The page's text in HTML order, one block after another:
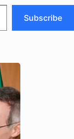
Subscribe